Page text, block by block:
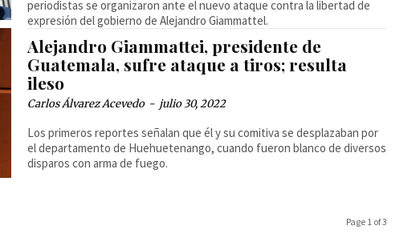
periodistas se organizaron ante el nuevo ataque contra la libertad de
expresión del gobierno de Alejandro Giammattel.
Alejandro Giammattei, presidente de
Guatemala, sufre ataque a tiros; resulta
ileso
Carlos Álvarez Acevedo - julio 30, 2022
Los primeros reportes señalan que él y su comitiva se desplazaban por
el departamento de Huehuetenango, cuando fueron blanco de diversos
disparos con arma de fuego.
Page 1 of 3